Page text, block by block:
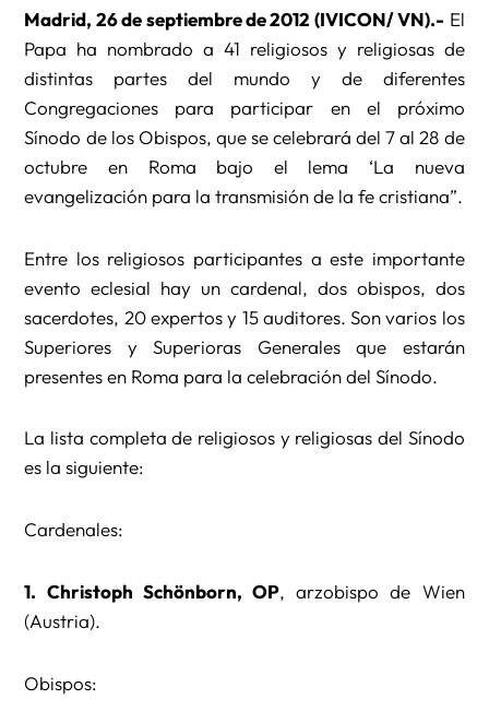
Madrid, 26 de septiembre de 2012 (IVICON/ VN).- El
Papa ha nombrado a 41 religiosos y religiosas de
distintas partes del mundo y de diferentes
Congregaciones para participar en el próximo
Sínodo de los Obispos, que se celebrará del 7 al 28 de
octubre en Roma bajo el lema ‘La nueva
evangelización para la transmisión de la fe cristiana”.
Entre los religiosos participantes a este importante
evento eclesial hay un cardenal, dos obispos, dos
sacerdotes, 20 expertos y 15 auditores. Son varios los
Superiores y Superioras Generales que estarán
presentes en Roma para la celebración del Sínodo.
La lista completa de religiosos y religiosas del Sínodo
es la siguiente:
Cardenales:
1. Christoph Schönborn, OP, arzobispo de Wien
(Austria).
Obispos: